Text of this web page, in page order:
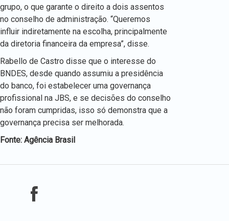
grupo, o que garante o direito a dois assentos
no conselho de administração. “Queremos
influir indiretamente na escolha, principalmente
da diretoria financeira da empresa”, disse.
Rabello de Castro disse que o interesse do
BNDES, desde quando assumiu a presidência
do banco, foi estabelecer uma governança
profissional na JBS, e se decisões do conselho
não foram cumpridas, isso só demonstra que a
governança precisa ser melhorada.
Fonte: Agência Brasil